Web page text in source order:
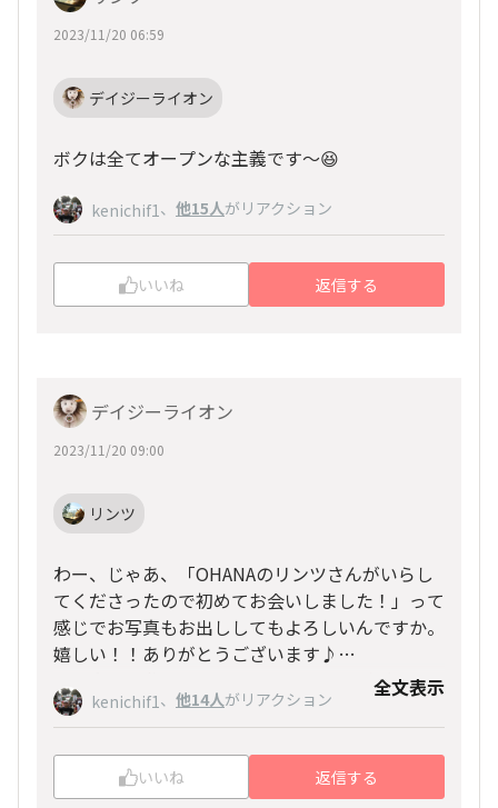
2023/11/20 06:59
デイジーライオン
ボクは全てオープンな主義です〜😆
kenichif1 、 他15人がリアクション
いいね 返信する
デイジーライオン
2023/11/20 09:00
リンツ
わー、じゃあ、「OHANAのリンツさんがいらし
てくださったので初めてお会いしました！」って
感じでお写真もお出ししてもよろしいんですか。
嬉しい！！ありがとうございます♪
※写真では私だけモザイクかかりますがご了承く
ださいませ(^^;)
kenichif1、 他14人がリアクション 全文表示
いいね 返信する